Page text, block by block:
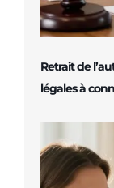
Retrait de
légales à